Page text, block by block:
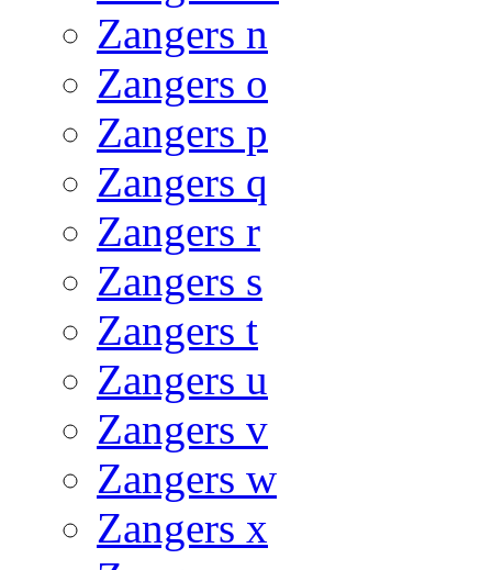
Zangers n
Zangers o
Zangers p
Zangers q
Zangers r
Zangers s
Zangers t
Zangers u
Zangers v
Zangers w
Zangers x